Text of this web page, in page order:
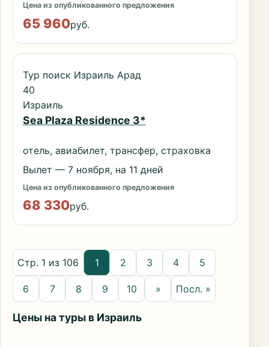
Цена из опубликованного предложения
65 960руб.
Тур поиск Израиль Арад
40
Израиль
Sea Plaza Residence 3*
отель, авиабилет, трансфер, страховка
Вылет — 7 ноября, на 11 дней
Цена из опубликованного предложения
68 330руб.
Стр. 1 из 106 1 2 3 4 5
6 7 8 9 10 » Посл. »
Цены на туры в Израиль